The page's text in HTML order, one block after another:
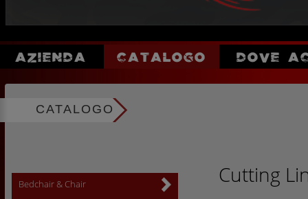
AZIENDA CATALOGO DOVE
CATALOGO
Bedchair & Chair
Cutting